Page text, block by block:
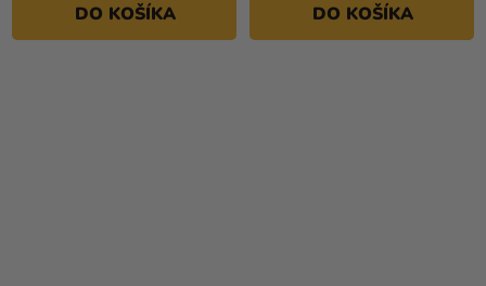
DO KOŠÍKA DO KOŠÍKA